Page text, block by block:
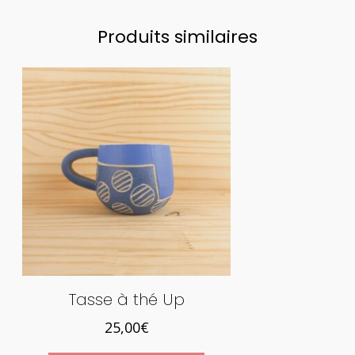
Produits similaires
Tasse à thé Up
25,00€